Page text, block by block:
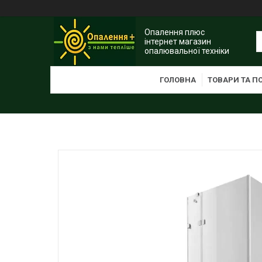
Опалення плюс
інтернет магазин
опалювальної техніки
ГОЛОВНА ТОВАРИ ТА